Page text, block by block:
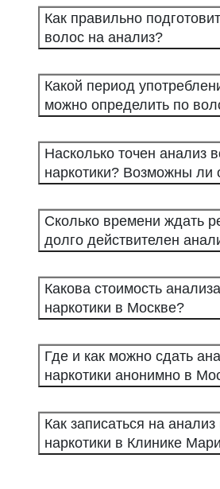
Как правильно
волос на анализ?
Какой период
можно определить по
Насколько точен анализ
наркотики? Возможны ли
Сколько времени ждать
долго действителен
Какова стоимость
наркотики в Москве?
Где и как можно сдать
наркотики анонимно в
Как записаться на
наркотики в Клинике